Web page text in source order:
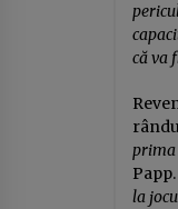
că va
Papp.
la